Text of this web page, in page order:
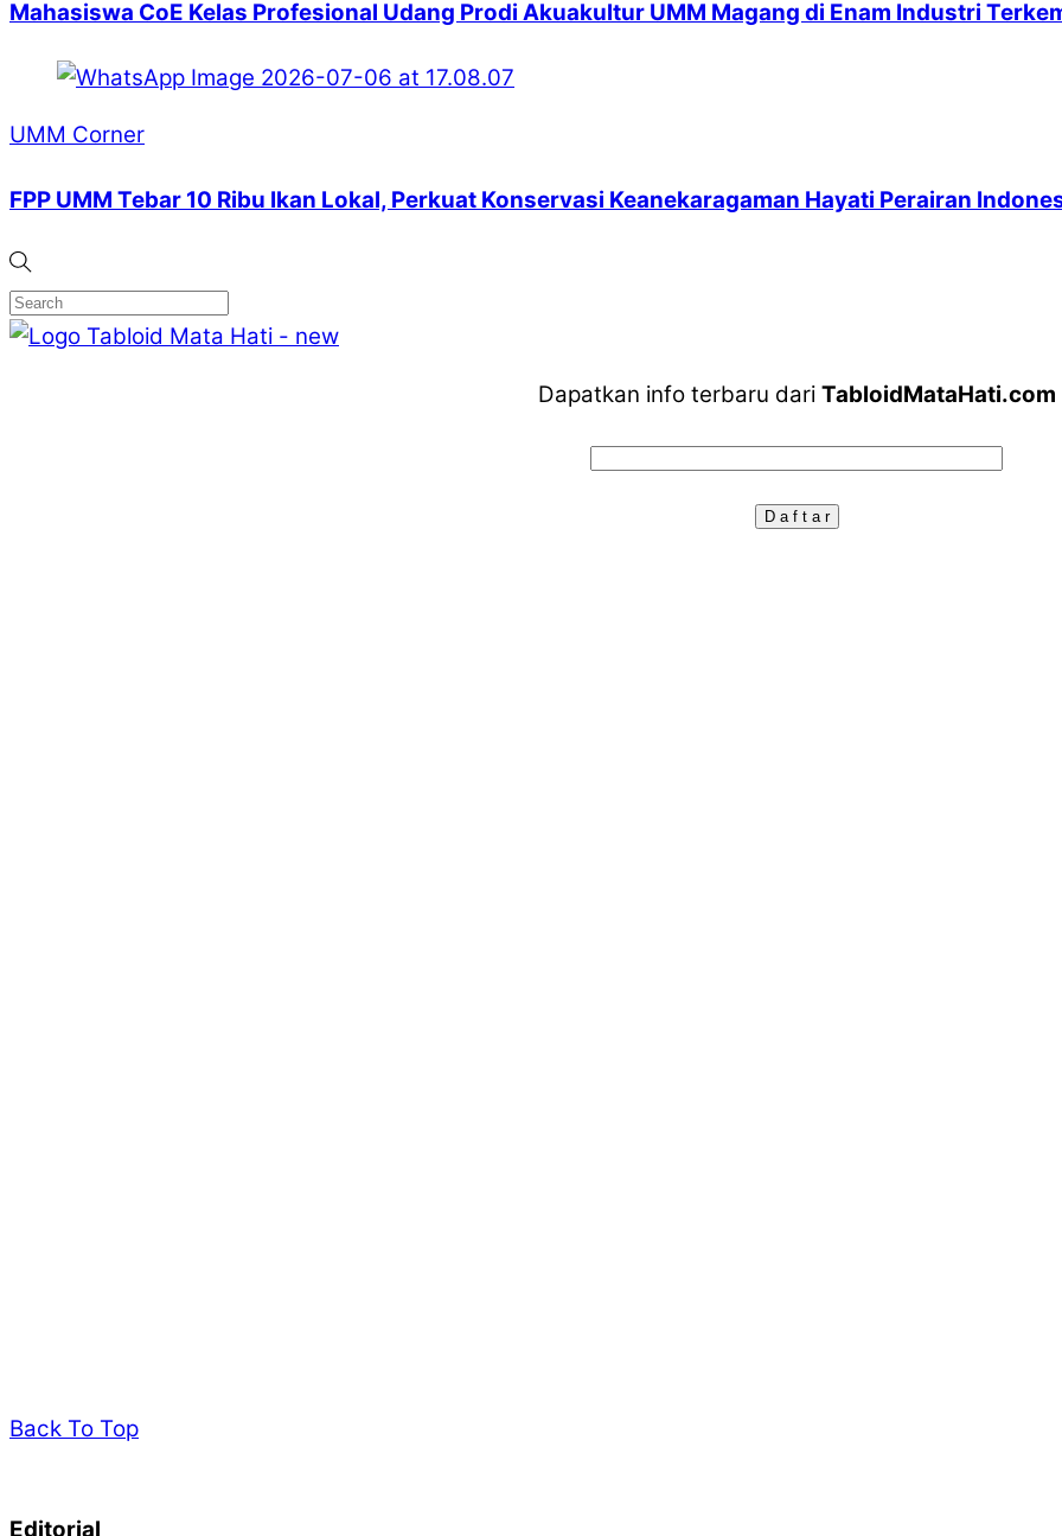
Mahasiswa CoE Kelas Profesional Udang Prodi Akuakultur UMM Magang di Enam Industri
UMM Corner
FPP UMM Tebar 10 Ribu Ikan Lokal, Perkuat Konservasi Keanekaragaman Hayati Perairan
Dapatkan info terbaru dari TabloidMataHati.com
Back To Top
Editorial